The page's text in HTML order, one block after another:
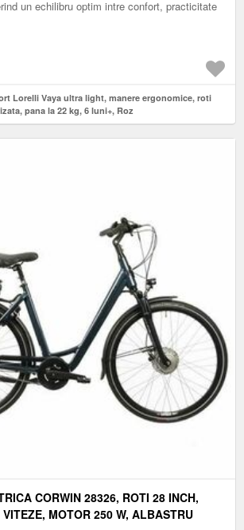
un echilibru optim intre confort, practicitate
Lorelli Vaya ultra light, manere ergonomice, roti
pana la 22 kg, 6 luni+, Roz
CORWIN 28326, ROTI 28 INCH,
MOTOR 250 W, ALBASTRU